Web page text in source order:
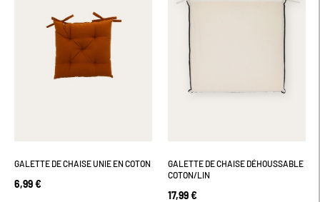
GALETTE DE CHAISE UNIE EN COTON
6,99 €
GALETTE DE CHAISE DÉHOUSSABLE
COTON/LIN
17,99 €